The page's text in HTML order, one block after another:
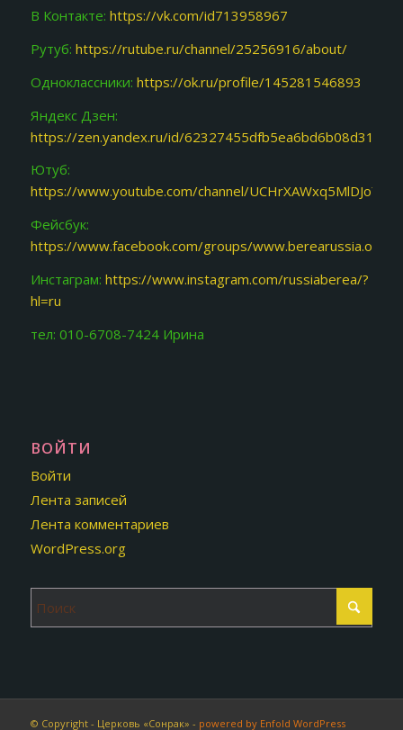
В Контакте: https://vk.com/id713958967
Рутуб: https://rutube.ru/channel/25256916/about/
Одноклассники: https://ok.ru/profile/145281546893
Яндекс Дзен:
https://zen.yandex.ru/id/62327455dfb5ea6bd6b08d31
Ютуб:
https://www.youtube.com/channel/
Фейсбук:
https://www.facebook.com/groups/www.berearussia.org/
Инстаграм: https://www.instagram.com/russiaberea/?
hl=ru
тел: 010-6708-7424 Ирина
ВОЙТИ
Войти
Лента записей
Лента комментариев
WordPress.org
© Copyright - Церковь «Сонрак» - powered by Enfold WordPress